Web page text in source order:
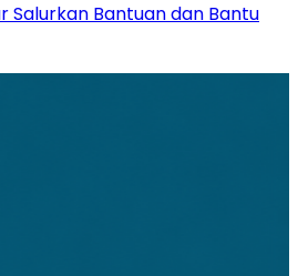
Salurkan Bantuan dan Bantu